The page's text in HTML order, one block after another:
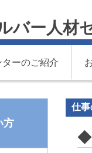
バー人材
ターのご紹介
仕
◆
方